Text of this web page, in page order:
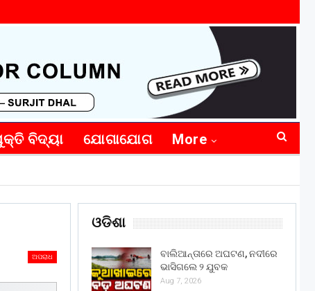
ବିଦ୍ୟା ଯୋଗାଯୋଗ More
ଅପରାଧ
ଓଡିଶା
ବାଲିଆନ୍ତାରେ ଅଘଟଣ, ନଦୀରେ
ଭାସିଗଲେ ୨ ଯୁବକ
Aug 7, 2026